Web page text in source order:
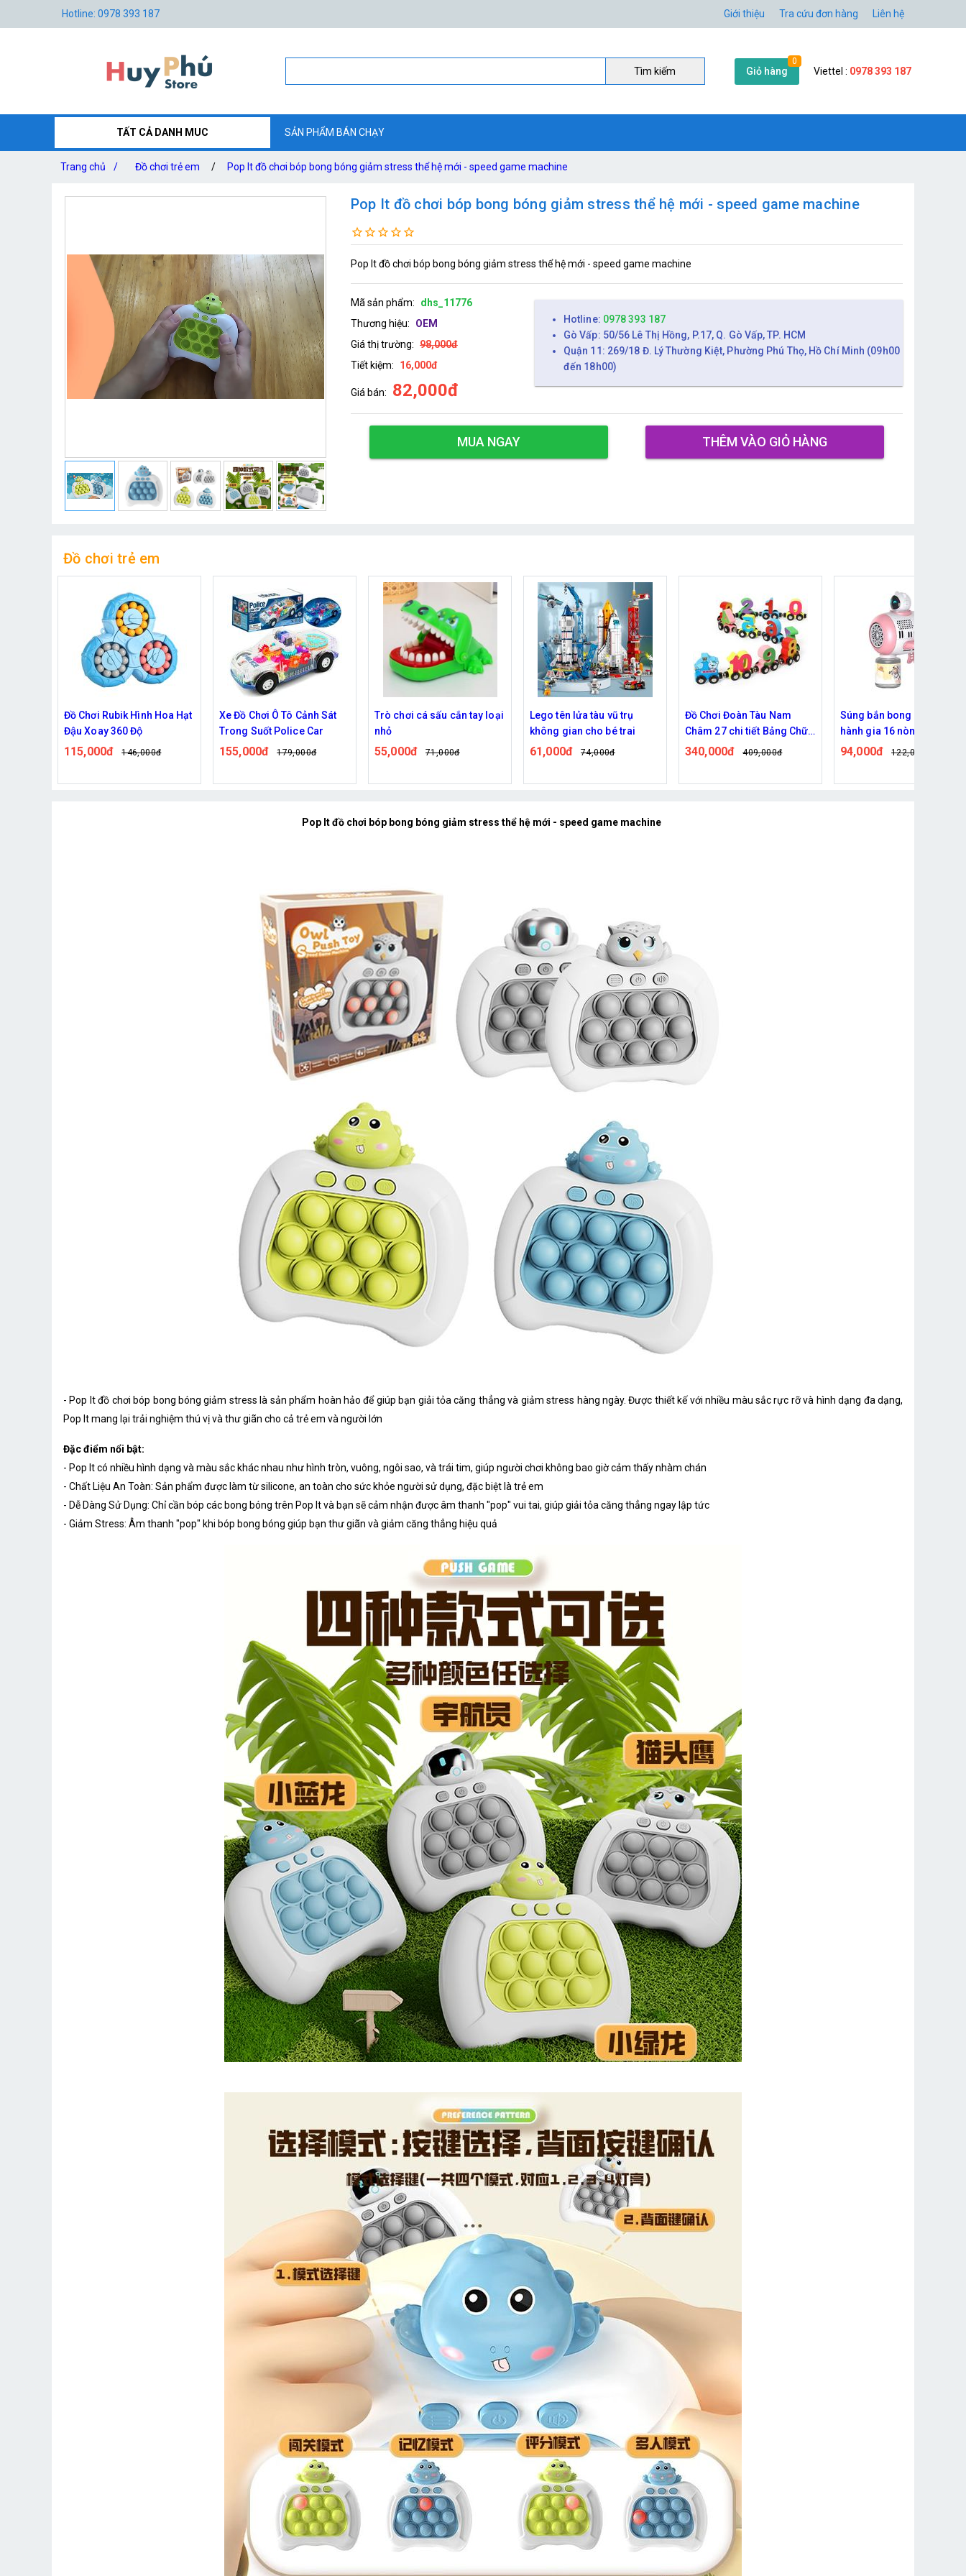
Hotline: 0978 393 187 Giới thiệu Tra cứu đơn hàng Liên hệ
Tìm kiếm Giỏ hàng
0
Viettel : 0978 393 187
TẤT CẢ DANH MUC SẢN PHẨM BÁN CHẠY
Trang chủ / Đồ chơi trẻ em / Pop It đồ chơi bóp bong bóng giảm stress thể hệ mới - speed game machine
Pop It đồ chơi bóp bong bóng giảm stress thể hệ mới - speed game machine
Pop It đồ chơi bóp bong bóng giảm stress thể hệ mới - speed game machine
Mã sản phẩm:
dhs_11776
Thương hiệu:
OEM
Giá thị trường: 98,000đ
Tiết kiệm:
16,000đ
Giá bán: 82,000đ
Hotline: 0978 393 187
Gò Vấp: 50/56 Lê Thị Hồng, P.17, Q. Gò Vấp, TP. HCM
Quận 11: 269/18 Đ. Lý Thường Kiệt, Phường Phú Thọ, Hồ Chí Minh (09h00
đến 18h00)
MUA NGAY THÊM VÀO GIỎ HÀNG
Đồ chơi trẻ em
Xe Đồ Chơi Ô Tô Cảnh Sát
Trong Suốt Police Car
155,000đ 179,000đ
Trò chơi cá sấu cắn tay loại
nhỏ
55,000đ 71,000đ
Lego tên lửa tàu vũ trụ
không gian cho bé trai
61,000đ 74,000đ
Đồ Chơi Đoàn Tàu Nam
Châm 27 chi tiết Bảng Chữ
Cái, Chữ Số Cho Bé
340,000đ 409,000đ
Súng bắn bong bóng phi
hành gia 16 nòng
94,000đ 122,000đ
Đồ chơi xếp hình cho bé,
ghép nhà khối 3D 210 chi
tiết
193,000đ 229,000đ
Pop It đồ chơi bóp bong bóng giảm stress thể hệ mới - speed game machine
- Pop It đồ chơi bóp bong bóng giảm stress là sản phẩm hoàn hảo để giúp bạn giải tỏa căng thẳng và giảm stress hàng ngày. Được thiết kế với nhiều màu sắc rực rỡ và hình dạng đa dạng,
Pop It mang lại trải nghiệm thú vị và thư giãn cho cả trẻ em và người lớn
Đặc điểm nổi bật:
- Pop It có nhiều hình dạng và màu sắc khác nhau như hình tròn, vuông, ngôi sao, và trái tim, giúp người chơi không bao giờ cảm thấy nhàm chán
- Chất Liệu An Toàn: Sản phẩm được làm từ silicone, an toàn cho sức khỏe người sử dụng, đặc biệt là trẻ em
- Dễ Dàng Sử Dụng: Chỉ cần bóp các bong bóng trên Pop It và bạn sẽ cảm nhận được âm thanh "pop" vui tai, giúp giải tỏa căng thẳng ngay lập tức
- Giảm Stress: Âm thanh "pop" khi bóp bong bóng giúp bạn thư giãn và giảm căng thẳng hiệu quả